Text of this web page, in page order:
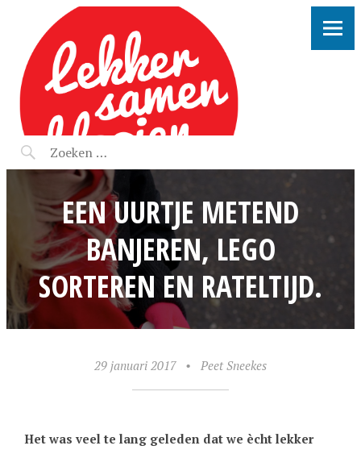
LEKKER SAMEN KLOOIEN
EEN UURTJE METEND
BANJEREN, LEGO
SORTEREN EN RATELTIJD.
29 januari 2017 • Peet Sneekes
Het was veel te lang geleden dat we ècht lekker